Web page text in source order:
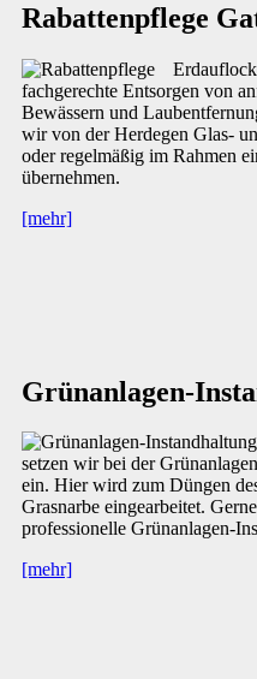
Rabattenpflege
fachgerechte Entsorgen von
Bewässern und
wir von der Herdegen Glas-
oder regelmäßig im Rahmen
übernehmen.
[mehr]
Grünanlagen-
setzen wir bei der
ein. Hier wird zum Düngen
Grasnarbe eingearbeitet.
professionelle Grünanlagen-
[mehr]